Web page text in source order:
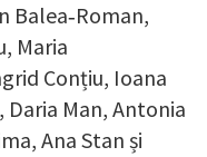
Balea‑Roman,
Maria
Conțiu, Ioana
Daria Man, Antonia
Ana Stan și